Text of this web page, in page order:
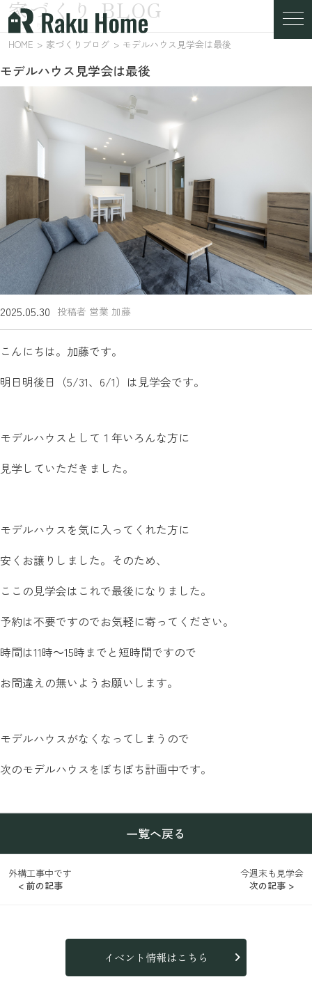
家づくりブログ
家づくり BLOG
HOME 家づくりブログ モデルハウス見学会は最後
モデルハウス見学会は最後
2025.05.30 投稿者 営業 加藤
こんにちは。加藤です。
明日明後日（5/31、6/1）は見学会です。
モデルハウスとして１年いろんな方に
見学していただきました。
モデルハウスを気に入ってくれた方に
安くお譲りしました。そのため、
ここの見学会はこれで最後になりました。
予約は不要ですのでお気軽に寄ってください。
時間は11時～15時までと短時間ですので
お間違えの無いようお願いします。
モデルハウスがなくなってしまうので
次のモデルハウスをぼちぼち計画中です。
< 前の記事
外構工事中です
一覧へ戻る
今週末も見学会
次の記事 >
イベント情報はこちら